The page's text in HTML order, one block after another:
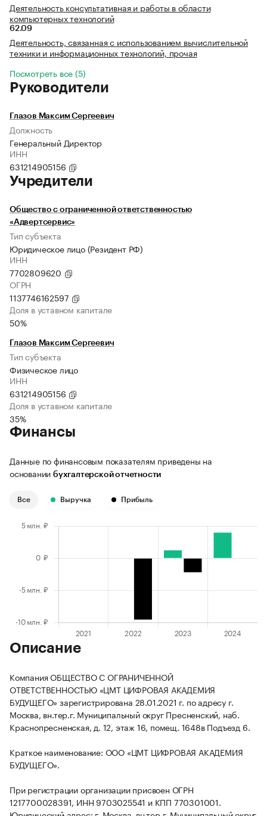
Деятельность консультативная и работы в области
компьютерных технологий
62.09
Деятельность, связанная с использованием вычислительной
техники и информационных технологий, прочая
Посмотреть все (5)
Руководители
Глазов Максим Сергеевич
Должность
Генеральный Директор
ИНН
631214905156
Учредители
Общество с ограниченной ответственностью
«Адвертсервис»
Тип субъекта
Юридическое лицо (Резидент РФ)
ИНН
7702809620
ОГРН
1137746162597
Доля в уставном капитале
50%
Глазов Максим Сергеевич
Тип субъекта
Физическое лицо
ИНН
631214905156
Доля в уставном капитале
35%
Финансы
Данные по финансовым показателям приведены на
основании бухгалтерской отчетности
Все Выручка Прибыль
Описание
Компания ОБЩЕСТВО С ОГРАНИЧЕННОЙ
ОТВЕТСТВЕННОСТЬЮ «ЦМТ ЦИФРОВАЯ АКАДЕМИЯ
БУДУЩЕГО» зарегистрирована 28.01.2021 г. по адресу г.
Москва, вн.тер.г. Муниципальный округ Пресненский, наб.
Краснопресненская, д. 12, этаж 16, помещ. 1648в Подъезд 6.
Краткое наименование: ООО «ЦМТ ЦИФРОВАЯ АКАДЕМИЯ
БУДУЩЕГО».
При регистрации организации присвоен ОГРН
1217700028391, ИНН 9703025541 и КПП 770301001.